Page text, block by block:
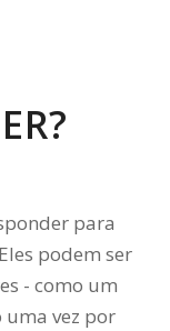
para
podem ser
- como um
vez por